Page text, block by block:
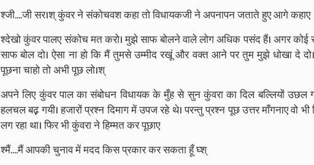
श्जी....जी सर।श् कुंवर ने संकोचवश कहा तो विधायकजी ने अपनापन जताते हुए आगे कहाए
श्देखो कुंवर पालए संकोच मत करो। मुझे साफ बोलने वाले लोग अधिक पसंद हैं। अगर कोई
साफ बोल दो। ऐसा ना हो कि मैं तुमसे उम्मीद रखूं और वक्त आने पर तुम मुझे धोखा दे
पूछना चाहो तो अभी पूछ लो।श्
अपने लिए कुंवर पाल का संबोधन विधायक के मुँह से सुन कुंवरा का दिल बल्लियों उछल
हलचल बढ़़ गयी। हजारों प्रश्न दिमाग में उपज रहे थे। परन्तु प्रश्न पूछ उत्तर माँगनाए वो
लग रहा था। फिर भी कुंवरा ने हिम्मत कर पूछाए
श्मैं....मैं आपकी चुनाव में मदद किस प्रकार कर सकता हूँ घ्श्